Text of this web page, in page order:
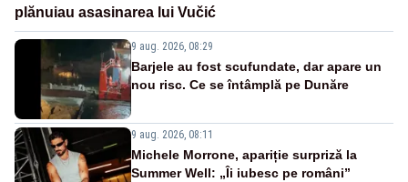
plănuiau asasinarea lui Vučić
9 aug. 2026, 08:29
Barjele au fost scufundate, dar apare un
nou risc. Ce se întâmplă pe Dunăre
9 aug. 2026, 08:11
Michele Morrone, apariție surpriză la
Summer Well: „Îi iubesc pe români”